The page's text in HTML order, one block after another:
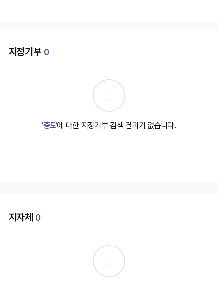
지정기부 0
'증도'에 대한 지정기부 검색 결과가 없습니다.
지자체 0